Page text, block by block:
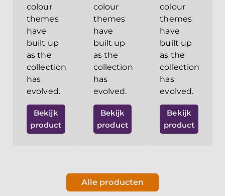
colour
themes
have
built up
as the
collection
has
evolved.
Bekijk
product
colour
themes
have
built up
as the
collection
has
evolved.
Bekijk
product
colour
themes
have
built up
as the
collection
has
evolved.
Bekijk
product
Alle producten